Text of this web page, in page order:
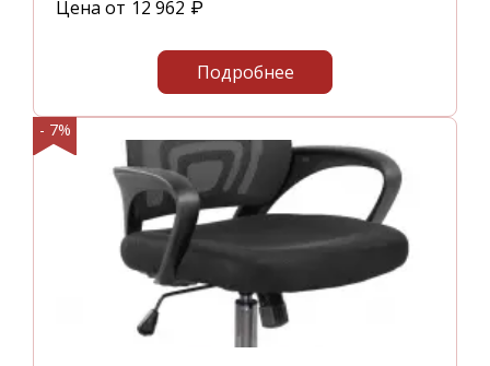
Цена от 12 962 ₽
Подробнее
- 7%